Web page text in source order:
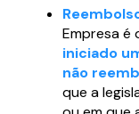
Empresa é
iniciado
não
que a